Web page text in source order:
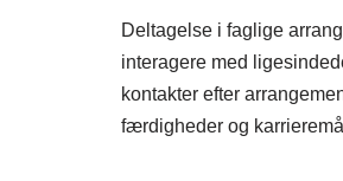
Deltagelse i faglige
interagere med
kontakter efter
færdigheder og